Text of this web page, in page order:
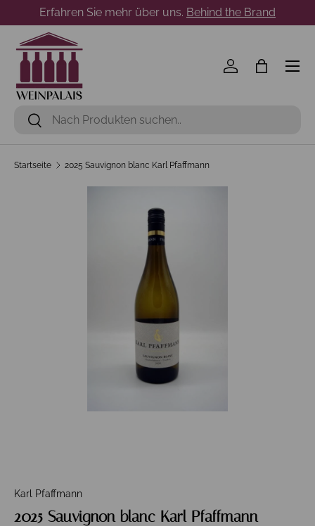
Direkt zum Inhalt
Erfahren Sie mehr über uns. Behind the Brand
Suchen
Suchen
Einloggen
Menü
Startseite 2025 Sauvignon blanc Karl Pfaffmann
Karl Pfaffmann
2025 Sauvignon blanc Karl Pfaffmann